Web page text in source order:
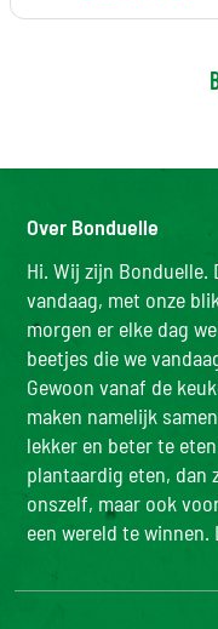
Over Bonduelle
Hi. Wij zijn Bonduelle.
vandaag, met onze
morgen er elke dag
beetjes die we
Gewoon vanaf de
maken namelijk
lekker en beter te
plantaardig eten, dan
onszelf, maar ook
een wereld te